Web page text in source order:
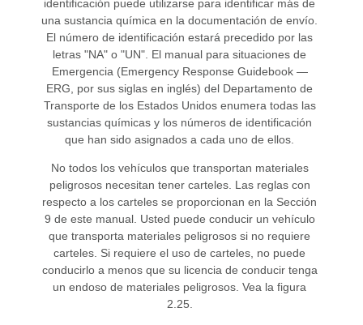
identificación puede utilizarse para identificar más de
una sustancia química en la documentación de envío.
El número de identificación estará precedido por las
letras "NA" o "UN". El manual para situaciones de
Emergencia (Emergency Response Guidebook —
ERG, por sus siglas en inglés) del Departamento de
Transporte de los Estados Unidos enumera todas las
sustancias químicas y los números de identificación
que han sido asignados a cada uno de ellos.
No todos los vehículos que transportan materiales
peligrosos necesitan tener carteles. Las reglas con
respecto a los carteles se proporcionan en la Sección
9 de este manual. Usted puede conducir un vehículo
que transporta materiales peligrosos si no requiere
carteles. Si requiere el uso de carteles, no puede
conducirlo a menos que su licencia de conducir tenga
un endoso de materiales peligrosos. Vea la figura
2.25.